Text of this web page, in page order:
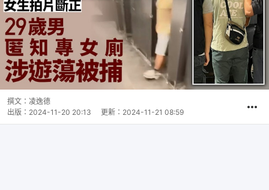
撰文： 凌逸德
出版： 2024-11-20 20:13 更新： 2024-11-21 08:59